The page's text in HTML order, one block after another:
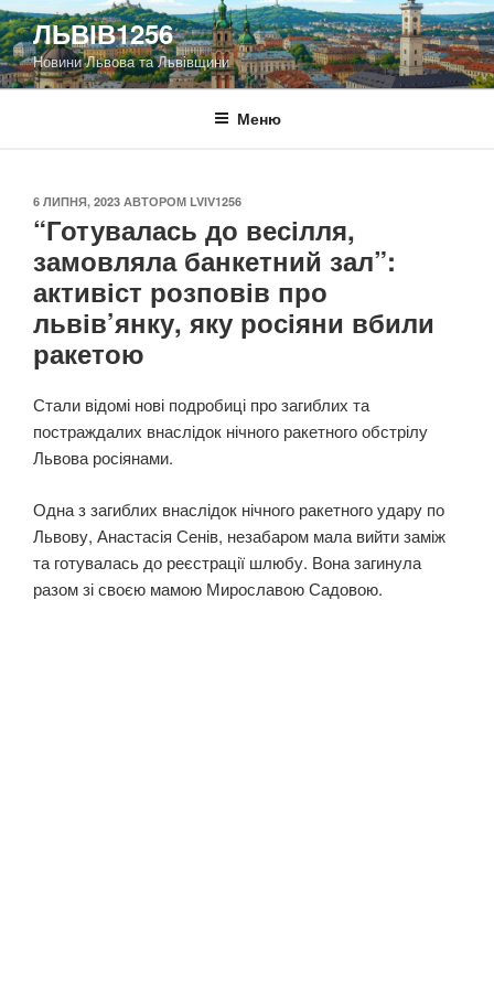
Перейти
до
вмісту
ЛЬВІВ1256
Новини Львова та Львівщини
Меню
ОПУБЛІКОВАНО
6 ЛИПНЯ, 2023 АВТОРОМ LVIV1256
“Готувалась до весілля,
замовляла банкетний зал”:
активіст розповів про
львів’янку, яку росіяни вбили
ракетою
Стали відомі нові подробиці про загиблих та
постраждалих внаслідок нічного ракетного обстрілу
Львова росіянами.
Одна з загиблих внаслідок нічного ракетного удару по
Львову, Анастасія Сенів, незабаром мала вийти заміж
та готувалась до реєстрації шлюбу. Вона загинула
разом зі своєю мамою Мирославою Садовою.